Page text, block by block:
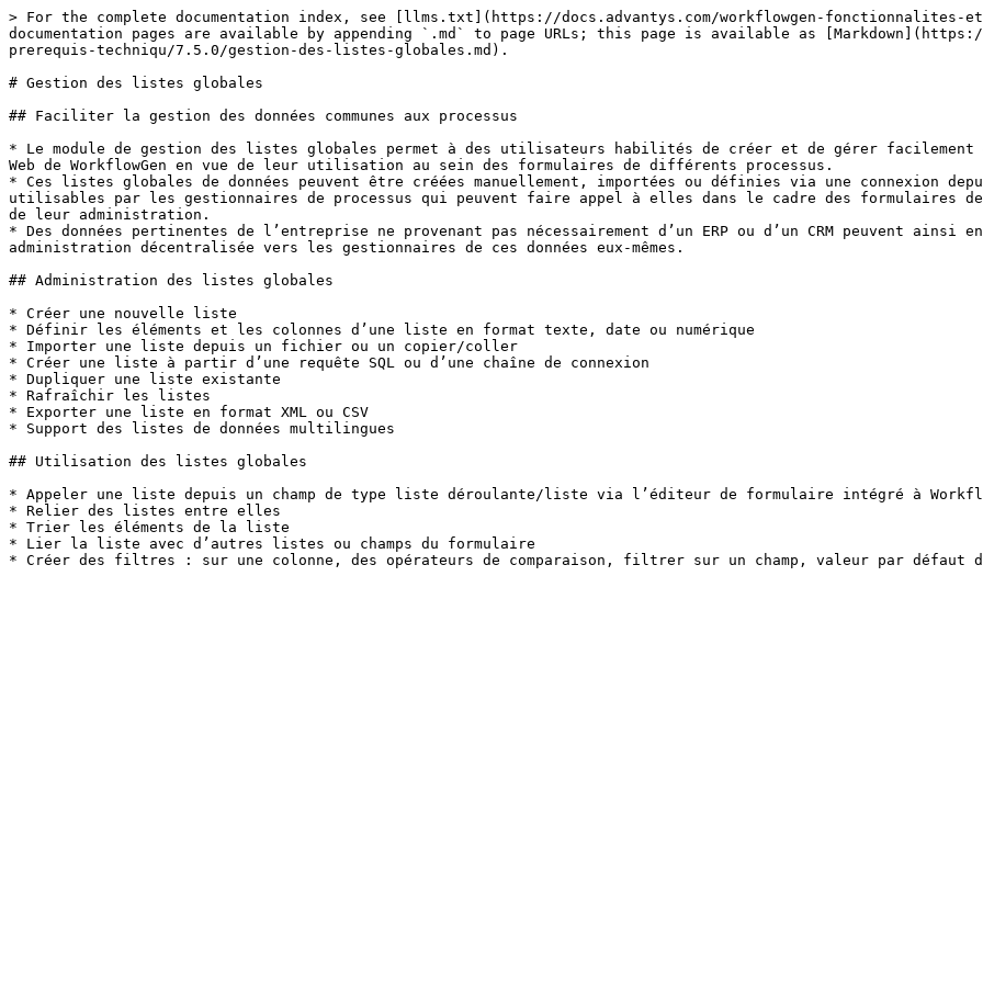
> For the complete documentation index, see [llms.txt](https://docs.advantys.com/workflowgen-fonctionnalites-
documentation pages are available by appending `.md` to page URLs; this page is available as
prerequis-techniqu/7.5.0/gestion-des-listes-globales.md).
# Gestion des listes globales
## Faciliter la gestion des données communes aux processus
* Le module de gestion des listes globales permet à des utilisateurs habilités de créer et de gérer facilement
Web de WorkflowGen en vue de leur utilisation au sein des formulaires de différents processus.
* Ces listes globales de données peuvent être créées manuellement, importées ou définies via une connexion
utilisables par les gestionnaires de processus qui peuvent faire appel à elles dans le cadre des formulaires de
de leur administration.
* Des données pertinentes de l’entreprise ne provenant pas nécessairement d’un ERP ou d’un CRM peuvent
administration décentralisée vers les gestionnaires de ces données eux-mêmes.
## Administration des listes globales
* Créer une nouvelle liste
* Définir les éléments et les colonnes d’une liste en format texte, date ou numérique
* Importer une liste depuis un fichier ou un copier/coller
* Créer une liste à partir d’une requête SQL ou d’une chaîne de connexion
* Dupliquer une liste existante
* Rafraîchir les listes
* Exporter une liste en format XML ou CSV
* Support des listes de données multilingues
## Utilisation des listes globales
* Appeler une liste depuis un champ de type liste déroulante/liste via l’éditeur de formulaire intégré à
* Relier des listes entre elles
* Trier les éléments de la liste
* Lier la liste avec d’autres listes ou champs du formulaire